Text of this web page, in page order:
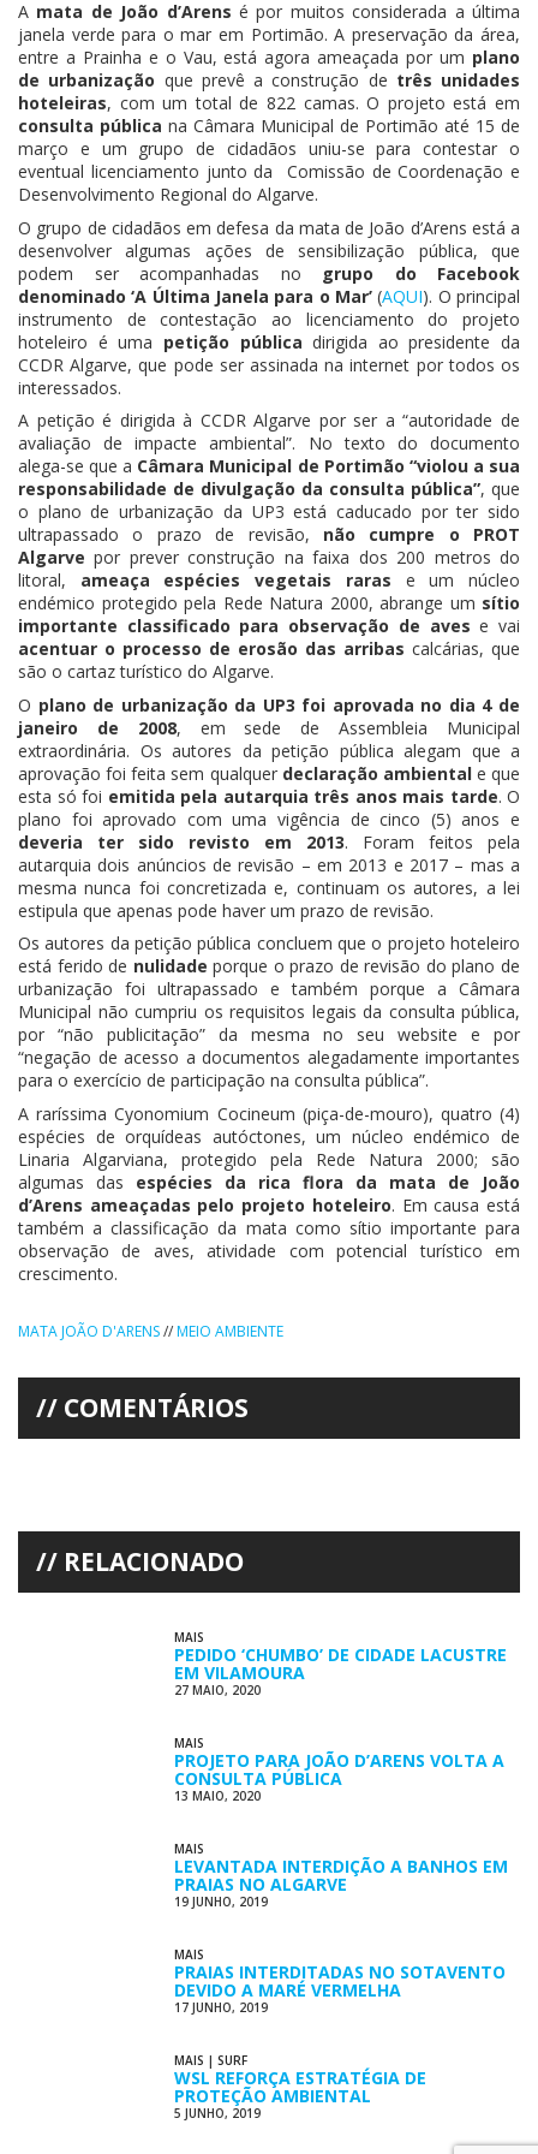
A mata de João d’Arens é por muitos considerada a última
janela verde para o mar em Portimão. A preservação da área,
entre a Prainha e o Vau, está agora ameaçada por um plano
de urbanização que prevê a construção de três unidades
hoteleiras, com um total de 822 camas. O projeto está em
consulta pública na Câmara Municipal de Portimão até 15 de
março e um grupo de cidadãos uniu-se para contestar o
eventual licenciamento junto da Comissão de Coordenação e
Desenvolvimento Regional do Algarve.
O grupo de cidadãos em defesa da mata de João d’Arens está a
desenvolver algumas ações de sensibilização pública, que
podem ser acompanhadas no
grupo do Facebook
denominado ‘A Última Janela para o Mar’ (AQUI). O principal
instrumento de contestação ao licenciamento do projeto
hoteleiro é uma petição pública dirigida ao presidente da
CCDR Algarve, que pode ser assinada na internet por todos os
interessados.
A petição é dirigida à CCDR Algarve por ser a “autoridade de
avaliação de impacte ambiental”. No texto do documento
alega-se que a Câmara Municipal de Portimão “violou a sua
responsabilidade de divulgação da consulta pública”, que
o plano de urbanização da UP3 está caducado por ter sido
ultrapassado o prazo de revisão, não cumpre o PROT
Algarve por prever construção na faixa dos 200 metros do
litoral, ameaça espécies vegetais raras e um núcleo
endémico protegido pela Rede Natura 2000, abrange um sítio
importante classificado para observação de aves e vai
acentuar o processo de erosão das arribas calcárias, que
são o cartaz turístico do Algarve.
O plano de urbanização da UP3 foi aprovada no dia 4 de
janeiro de 2008, em sede de Assembleia Municipal
extraordinária. Os autores da petição pública alegam que a
aprovação foi feita sem qualquer declaração ambientale que
esta só foi emitida pela autarquia três anos mais tarde. O
plano foi aprovado com uma vigência de cinco (5) anos e
deveria ter sido revisto em 2013. Foram feitos pela
autarquia dois anúncios de revisão – em 2013 e 2017 – mas a
mesma nunca foi concretizada e, continuam os autores, a lei
estipula que apenas pode haver um prazo de revisão.
Os autores da petição pública concluem que o projeto hoteleiro
está ferido de nulidade porque o prazo de revisão do plano de
urbanização foi ultrapassado e também porque a Câmara
Municipal não cumpriu os requisitos legais da consulta pública,
por “não publicitação” da mesma no seu website e por
“negação de acesso a documentos alegadamente importantes
para o exercício de participação na consulta pública”.
A raríssima Cyonomium Cocineum (piça-de-mouro), quatro (4)
espécies de orquídeas autóctones, um núcleo endémico de
Linaria Algarviana, protegido pela Rede Natura 2000; são
algumas das espécies da rica flora da mata de João
d’Arens ameaçadas pelo projeto hoteleiro. Em causa está
também a classificação da mata como sítio importante para
observação de aves, atividade com potencial turístico em
crescimento.
MATA JOÃO D'ARENS//MEIO AMBIENTE
COMENTÁRIOS
RELACIONADO
MAIS
PEDIDO ‘CHUMBO’ DE CIDADE LACUSTRE
EM VILAMOURA
27 MAIO, 2020
MAIS
PROJETO PARA JOÃO D’ARENS VOLTA A
CONSULTA PÚBLICA
13 MAIO, 2020
MAIS
LEVANTADA INTERDIÇÃO A BANHOS EM
PRAIAS NO ALGARVE
19 JUNHO, 2019
MAIS
PRAIAS INTERDITADAS NO SOTAVENTO
DEVIDO A MARÉ VERMELHA
17 JUNHO, 2019
MAIS | SURF
WSL REFORÇA ESTRATÉGIA DE
PROTEÇÃO AMBIENTAL
5 JUNHO, 2019